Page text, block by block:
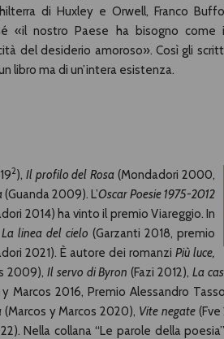
di Huxley e Orwell, Franco
«il nostro Paese ha bisogno
del desiderio amoroso». Così gli
libro ma di un’intera esistenza.
2), Il profilo del Rosa (Mondadori 2000,
(Guanda 2009). L’Oscar Poesie 1975-2012
2014) ha vinto il premio Viareggio. In
La linea del cielo (Garzanti 2018, premio
2021). È autore dei romanzi Più luce,
2009), Il servo di Byron (Fazi 2012), La
y Marcos 2016, Premio Alessandro
(Marcos y Marcos 2020), Vite negate(Fve
Nella collana “Le parole della